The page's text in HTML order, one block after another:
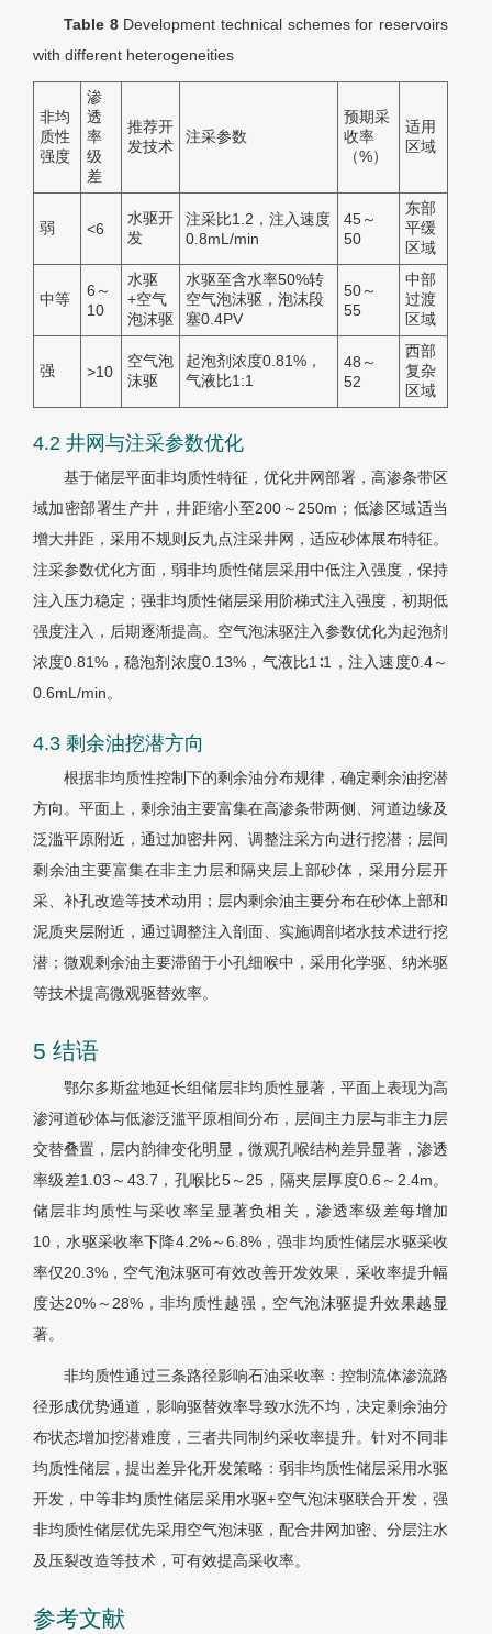
Table 8 Development technical schemes for reservoirs
with different heterogeneities
非均
质性
强度
渗
透
率
级
差
推荐开
发技术
注采参数
预期采
收率
（%）
适用
区域
弱 <6
水驱开
发
注采比1.2，注入速度
0.8mL/min
45～
50
东部
平缓
区域
中等
6～
10
水驱
+空气
泡沫驱
水驱至含水率50%转
空气泡沫驱，泡沫段
塞0.4PV
50～
55
中部
过渡
区域
强 >10
空气泡
沫驱
起泡剂浓度0.81%，
气液比1:1
48～
52
西部
复杂
区域
4.2 井网与注采参数优化
基于储层平面非均质性特征，优化井网部署，高渗条带区
域加密部署生产井，井距缩小至200～250m；低渗区域适当
增大井距，采用不规则反九点注采井网，适应砂体展布特征。
注采参数优化方面，弱非均质性储层采用中低注入强度，保持
注入压力稳定；强非均质性储层采用阶梯式注入强度，初期低
强度注入，后期逐渐提高。空气泡沫驱注入参数优化为起泡剂
浓度0.81%，稳泡剂浓度0.13%，气液比1∶1，注入速度0.4～
0.6mL/min。
4.3 剩余油挖潜方向
根据非均质性控制下的剩余油分布规律，确定剩余油挖潜
方向。平面上，剩余油主要富集在高渗条带两侧、河道边缘及
泛滥平原附近，通过加密井网、调整注采方向进行挖潜；层间
剩余油主要富集在非主力层和隔夹层上部砂体，采用分层开
采、补孔改造等技术动用；层内剩余油主要分布在砂体上部和
泥质夹层附近，通过调整注入剖面、实施调剖堵水技术进行挖
潜；微观剩余油主要滞留于小孔细喉中，采用化学驱、纳米驱
等技术提高微观驱替效率。
5 结语
鄂尔多斯盆地延长组储层非均质性显著，平面上表现为高
渗河道砂体与低渗泛滥平原相间分布，层间主力层与非主力层
交替叠置，层内韵律变化明显，微观孔喉结构差异显著，渗透
率级差1.03～43.7，孔喉比5～25，隔夹层厚度0.6～2.4m。
储层非均质性与采收率呈显著负相关，渗透率级差每增加
10，水驱采收率下降4.2%～6.8%，强非均质性储层水驱采收
率仅20.3%，空气泡沫驱可有效改善开发效果，采收率提升幅
度达20%～28%，非均质性越强，空气泡沫驱提升效果越显
著。
非均质性通过三条路径影响石油采收率：控制流体渗流路
径形成优势通道，影响驱替效率导致水洗不均，决定剩余油分
布状态增加挖潜难度，三者共同制约采收率提升。针对不同非
均质性储层，提出差异化开发策略：弱非均质性储层采用水驱
开发，中等非均质性储层采用水驱+空气泡沫驱联合开发，强
非均质性储层优先采用空气泡沫驱，配合井网加密、分层注水
及压裂改造等技术，可有效提高采收率。
参考文献